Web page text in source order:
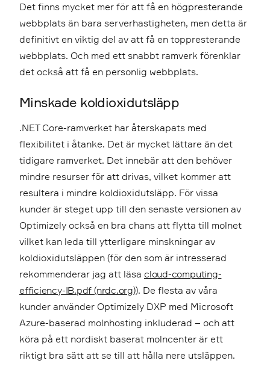
Det finns mycket mer för att få en högpresterande
webbplats än bara serverhastigheten, men detta är
definitivt en viktig del av att få en toppresterande
webbplats. Och med ett snabbt ramverk förenklar
det också att få en personlig webbplats.
Minskade koldioxidutsläpp
.NET Core-ramverket har återskapats med
flexibilitet i åtanke. Det är mycket lättare än det
tidigare ramverket. Det innebär att den behöver
mindre resurser för att drivas, vilket kommer att
resultera i mindre koldioxidutsläpp. För vissa
kunder är steget upp till den senaste versionen av
Optimizely också en bra chans att flytta till molnet
vilket kan leda till ytterligare minskningar av
koldioxidutsläppen (för den som är intresserad
rekommenderar jag att läsa cloud-computing-
efficiency-IB.pdf (nrdc.org)). De flesta av våra
kunder använder Optimizely DXP med Microsoft
Azure-baserad molnhosting inkluderad – och att
köra på ett nordiskt baserat molncenter är ett
riktigt bra sätt att se till att hålla nere utsläppen.